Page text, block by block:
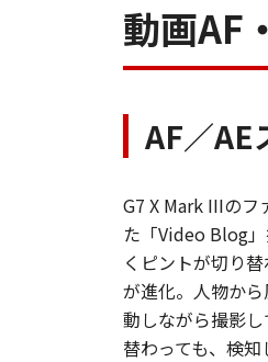
動画AF
AF／AE
G7 X Mark IIIのフ
た「Video Blog
くピントが切り
が進化。人物か
動しながら撮影
替わっても、検